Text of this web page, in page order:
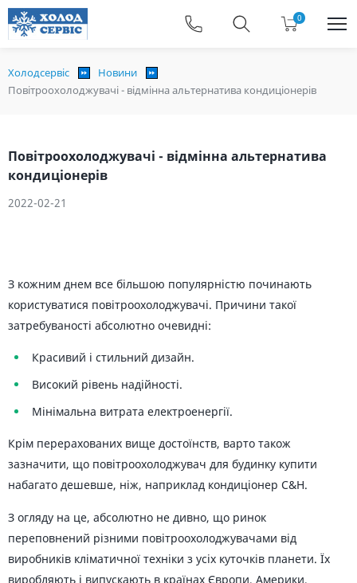
0
Холодсервіс
Новини
Повітроохолоджувачі - відмінна альтернатива кондиціонерів
Повітроохолоджувачі - відмінна альтернатива
кондиціонерів
2022-02-21
З кожним днем ​​все більшою популярністю починають
користуватися повітроохолоджувачі. Причини такої
затребуваності абсолютно очевидні:
Красивий і стильний дизайн.
Високий рівень надійності.
Мінімальна витрата електроенергії.
Крім перерахованих вище достоїнств, варто також
зазначити, що повітроохолоджувач для будинку купити
набагато дешевше, ніж, наприклад кондиціонер C&H.
З огляду на це, абсолютно не дивно, що ринок
переповнений різними повітроохолоджувачами від
виробників кліматичної техніки з усіх куточків планети. Їх
виробляють і випускають в країнах Європи, Америки,